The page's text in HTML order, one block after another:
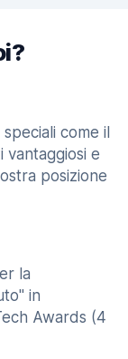
come il
vantaggiosi e
posizione
la
in
Awards (4